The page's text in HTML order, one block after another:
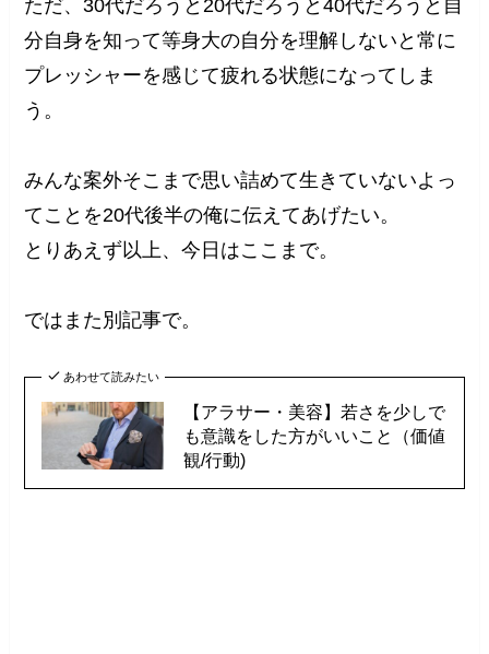
ただ、30代だろうと20代だろうと40代だろうと自
分自身を知って等身大の自分を理解しないと常に
プレッシャーを感じて疲れる状態になってしま
う。
みんな案外そこまで思い詰めて生きていないよっ
てことを20代後半の俺に伝えてあげたい。
とりあえず以上、今日はここまで。
ではまた別記事で。
あわせて読みたい
【アラサー・美容】若さを少しで
も意識をした方がいいこと（価値
観/行動)